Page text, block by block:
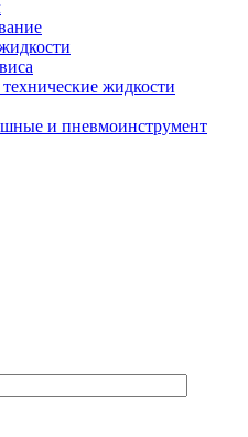
жидкости
и пневмоинструмент